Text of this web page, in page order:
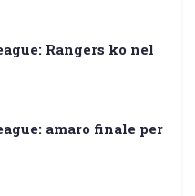
Rangers ko nel
amaro finale per